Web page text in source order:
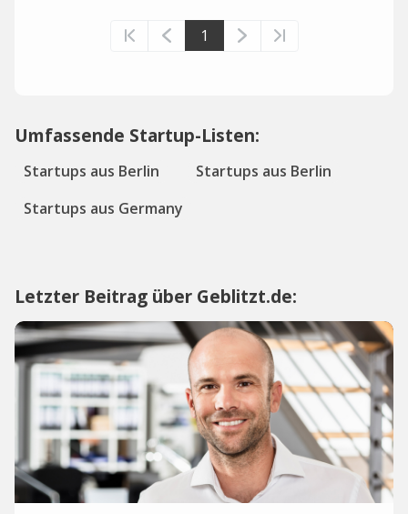
1
Umfassende Startup-Listen:
Startups aus Berlin
Startups aus Berlin
Startups aus Germany
Letzter Beitrag über Geblitzt.de: